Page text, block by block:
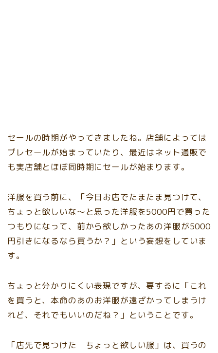
セールの時期がやってきましたね。店舗によっては
プレセールが始まっていたり、最近はネット通販で
も実店舗とほぼ同時期にセールが始まります。
洋服を買う前に、「今日お店でたまたま見つけて、
ちょっと欲しいな～と思った洋服を5000円で買った
つもりになって、前から欲しかったあの洋服が5000
円引きになるなら買うか？」という妄想をしていま
す。
ちょっと分かりにくい表現ですが、要するに 「これ
を買うと、本命のあのお洋服が遠ざかってしまうけ
れど、それでもいいのだね？」ということです。
「店先で見つけた ちょっと欲しい服」は、買うの